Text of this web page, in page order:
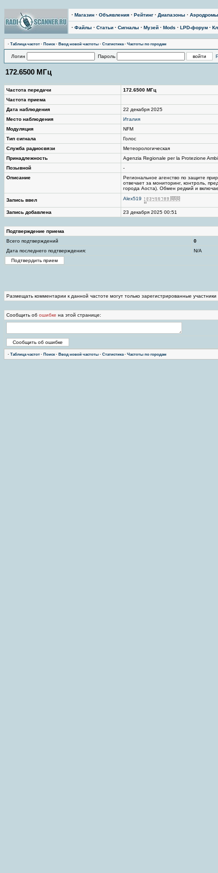
· Магазин · Объявления · Рейтинг · Диапазоны · Аэродромы
· Файлы · Статьи · Сигналы · Музей · Mods · LPD-форум ·
· Таблица частот · Поиск · Ввод новой частоты · Статистика· Частоты по городам
Логин Пароль
172.6500 МГц
Частота передачи
172.6500 МГц
Частота приема
Дата наблюдения
22 декабря 2025
Место наблюдения
Италия
Модуляция
NFM
Тип сигнала
Голос
Служба радиосвязи
Метеорологическая
Принадлежность
Agenzia Regionale per la Protezione
Позывной
-
Описание
Региональное агенство по защите
отвечает за мониторинг, контроль,
города Аоста). Обмен редкий и
Запись ввел Alex519
Запись добавлена 23 декабря 2025 00:51
Подтверждение приема
Всего подтверждений
0
Дата последнего подтверждения:
N/A
Размещать комментарии к данной частоте могут только зарегистрированные
Сообщить об ошибке на этой странице:
· Таблица частот · Поиск · Ввод новой частоты · Статистика· Частоты по городам